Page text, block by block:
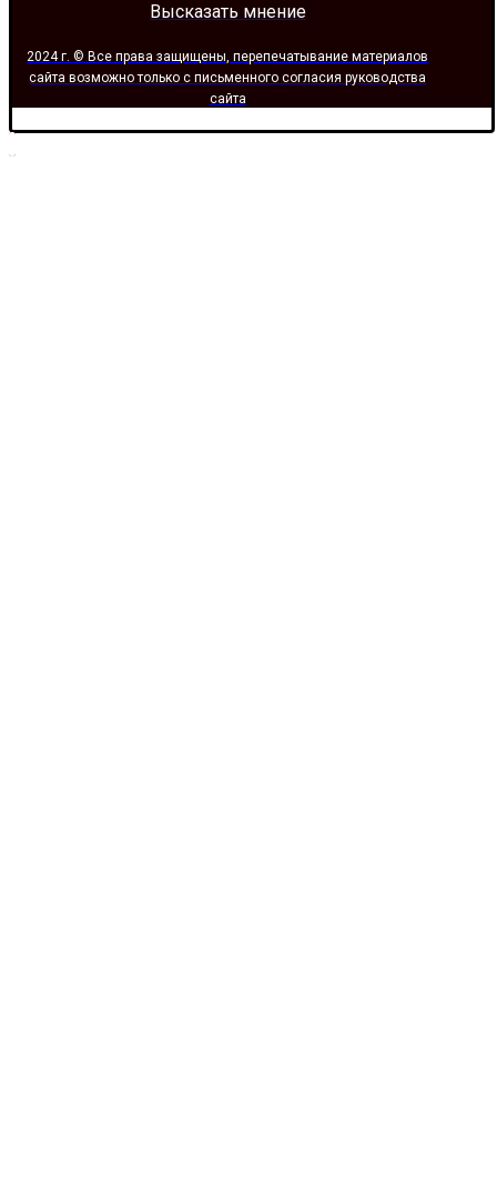
Высказать мнение
2024 г. © Все права защищены, перепечатывание материалов
сайта возможно только с письменного согласия руководства
сайта